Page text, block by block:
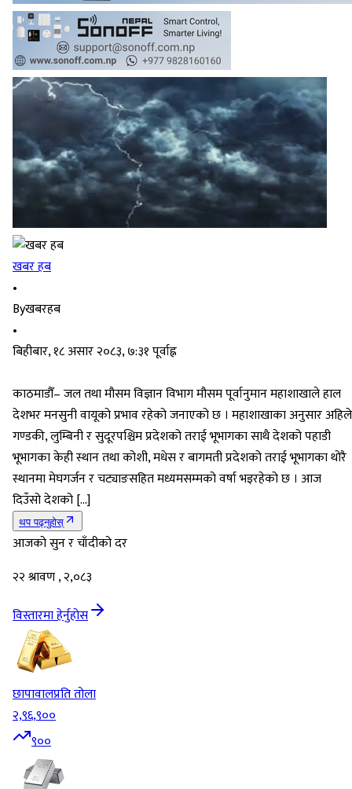
खबर हब
•
Byखबरहब
•
बिहीबार, १८ असार २०८३, ७:३१ पूर्वाह्न
काठमाडौँ– जल तथा मौसम विज्ञान विभाग मौसम पूर्वानुमान महाशाखाले हाल
देशभर मनसुनी वायूको प्रभाव रहेको जनाएको छ । महाशाखाका अनुसार अहिले
गण्डकी, लुम्बिनी र सुदूरपश्चिम प्रदेशको तराई भूभागका साथै देशको पहाडी
भूभागका केही स्थान तथा कोशी, मधेस र बागमती प्रदेशको तराई भूभागका थोरै
स्थानमा मेघगर्जन र चट्याङसहित मध्यमसम्मको वर्षा भइरहेको छ । आज
दिउँसो देशको […]
थप पढ्नुहोस्
आजको सुन र चाँदीको दर
२२ श्रावण , २,०८३
विस्तारमा हेर्नुहोस
छापावालप्रति तोला
२,९६,९००
९००